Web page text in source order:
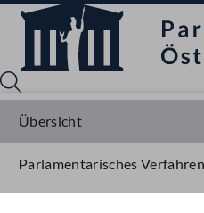
Übersicht
Parlamentarisches Verfahren